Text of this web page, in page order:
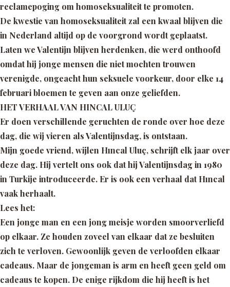
reclamepoging om homoseksualiteit te promoten.
De kwestie van homoseksualiteit zal een kwaal blijven die
in Nederland altijd op de voorgrond wordt geplaatst.
Laten we Valentijn blijven herdenken, die werd onthoofd
omdat hij jonge mensen die niet mochten trouwen
verenigde, ongeacht hun seksuele voorkeur, door elke 14
februari bloemen te geven aan onze geliefden.
HET VERHAAL VAN HINCAL ULUÇ
Er doen verschillende geruchten de ronde over hoe deze
dag, die wij vieren als Valentijnsdag, is ontstaan.
Mijn goede vriend, wijlen Hıncal Uluç, schrijft elk jaar over
deze dag. Hij vertelt ons ook dat hij Valentijnsdag in 1980
in Turkije introduceerde. Er is ook een verhaal dat Hıncal
vaak herhaalt.
Lees het:
Een jonge man en een jong meisje worden smoorverliefd
op elkaar. Ze houden zoveel van elkaar dat ze besluiten
zich te verloven. Gewoonlijk geven de verloofden elkaar
cadeaus. Maar de jongeman is arm en heeft geen geld om
cadeaus te kopen. De enige rijkdom die hij heeft is het